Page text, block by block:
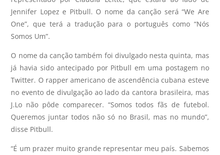
Jennifer Lopez e Pitbull. O nome da canção será “We Are
One”, que terá a tradução para o português como “Nós
Somos Um”.
O nome da canção também foi divulgado nesta quinta, mas
já havia sido antecipado por Pitbull em uma postagem no
Twitter. O rapper americano de ascendência cubana esteve
no evento de divulgação ao lado da cantora brasileira, mas
J.Lo não pôde comparecer. “Somos todos fãs de futebol.
Queremos juntar todos não só no Brasil, mas no mundo”,
disse Pitbull.
“É um prazer muito grande representar meu país. Sabemos